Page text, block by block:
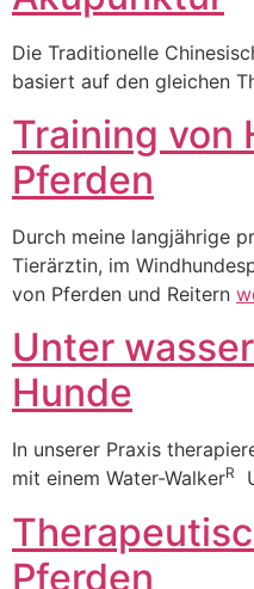
Die Traditionelle
basiert auf den gleichen
Training von
Pferden
Durch meine langjährige
Tierärztin, im
von Pferden und Reitern
Unter
Hunde
In unserer Praxis
mit einem Water-WalkerR
Pferden